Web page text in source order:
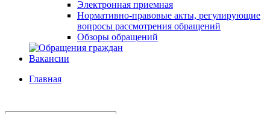
Электронная приемная
Нормативно-правовые акты, регулирующие
вопросы рассмотрения обращений
Обзоры обращений
Вакансии
Главная